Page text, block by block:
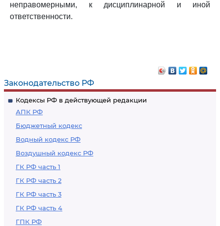
Законодательство РФ
Кодексы РФ в действующей редакции
АПК РФ
Бюджетный кодекс
Водный кодекс РФ
Воздушный кодекс РФ
ГК РФ часть 1
ГК РФ часть 2
ГК РФ часть 3
ГК РФ часть 4
ГПК РФ
неправомерными, к дисциплинарной и иной
ответственности.